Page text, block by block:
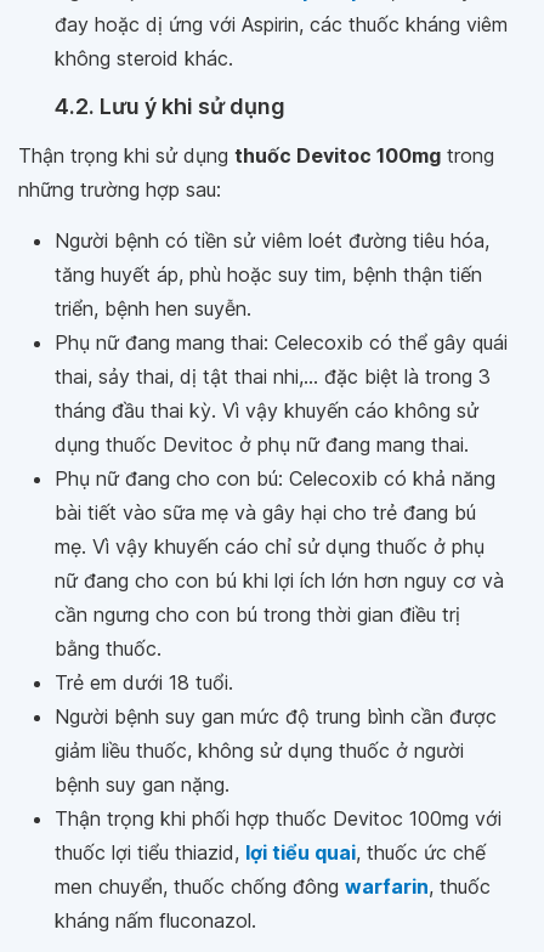
đay hoặc dị ứng với Aspirin, các thuốc kháng viêm
không steroid khác.
4.2. Lưu ý khi sử dụng
Thận trọng khi sử dụng thuốc Devitoc 100mg trong
những trường hợp sau:
Người bệnh có tiền sử viêm loét đường tiêu hóa,
tăng huyết áp, phù hoặc suy tim, bệnh thận tiến
triển, bệnh hen suyễn.
Phụ nữ đang mang thai: Celecoxib có thể gây quái
thai, sảy thai, dị tật thai nhi,... đặc biệt là trong 3
tháng đầu thai kỳ. Vì vậy khuyến cáo không sử
dụng thuốc Devitoc ở phụ nữ đang mang thai.
Phụ nữ đang cho con bú: Celecoxib có khả năng
bài tiết vào sữa mẹ và gây hại cho trẻ đang bú
mẹ. Vì vậy khuyến cáo chỉ sử dụng thuốc ở phụ
nữ đang cho con bú khi lợi ích lớn hơn nguy cơ và
cần ngưng cho con bú trong thời gian điều trị
bằng thuốc.
Trẻ em dưới 18 tuổi.
Người bệnh suy gan mức độ trung bình cần được
giảm liều thuốc, không sử dụng thuốc ở người
bệnh suy gan nặng.
Thận trọng khi phối hợp thuốc Devitoc 100mg với
thuốc lợi tiểu thiazid, lợi tiểu quai, thuốc ức chế
men chuyển, thuốc chống đông warfarin, thuốc
kháng nấm fluconazol.